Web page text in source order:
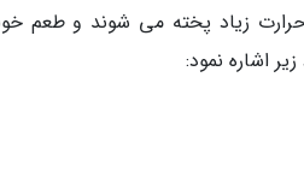
زیاد پخته می شوند و طعم
اشاره نمود: